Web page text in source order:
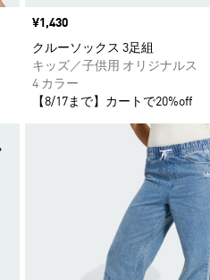
価格
¥1,430
クルーソックス 3足組
キッズ／子供用 オリジナルス
4 カラー
【8/17まで】カートで20%off
ほしいものリストに追加